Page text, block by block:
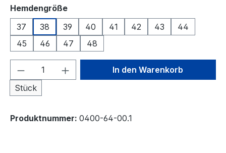
Hemdengrößeauswählen
37
38 39 40 41 42 43
44
45
46 47 48
Produkt Anzahl: Gib den
Stück
In den Warenkorb
Produktnummer: 0400-64-00.1